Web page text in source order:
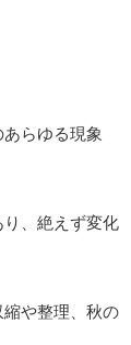
らゆる現象
、絶えず変化
や整理、秋の